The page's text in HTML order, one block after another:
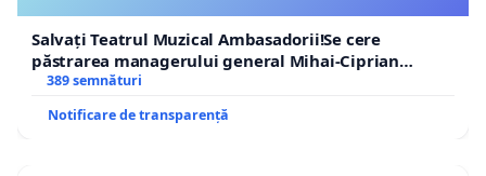
Salvați Teatrul Muzical Ambasadorii!Se cere
păstrarea managerului general Mihai-Ciprian
ROGOJAN
389 semnături
Notificare de transparență